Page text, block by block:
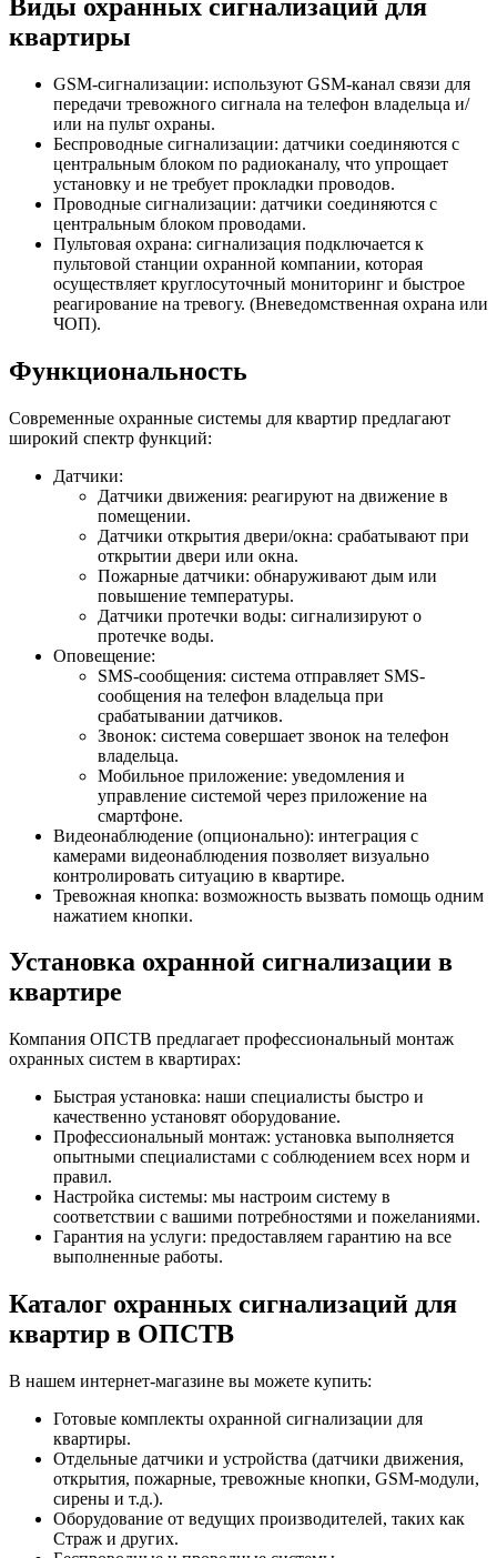
Виды охранных сигнализаций для
квартиры
GSM-сигнализации: используют GSM-канал связи для
передачи тревожного сигнала на телефон владельца и/
или на пульт охраны.
Беспроводные сигнализации: датчики соединяются с
центральным блоком по радиоканалу, что упрощает
установку и не требует прокладки проводов.
Проводные сигнализации: датчики соединяются с
центральным блоком проводами.
Пультовая охрана: сигнализация подключается к
пультовой станции охранной компании, которая
осуществляет круглосуточный мониторинг и быстрое
реагирование на тревогу. (Вневедомственная охрана или
ЧОП).
Функциональность
Современные охранные системы для квартир предлагают
широкий спектр функций:
Датчики:
Датчики движения: реагируют на движение в
помещении.
Датчики открытия двери/окна: срабатывают при
открытии двери или окна.
Пожарные датчики: обнаруживают дым или
повышение температуры.
Датчики протечки воды: сигнализируют о
протечке воды.
Оповещение:
SMS-сообщения: система отправляет SMS-
сообщения на телефон владельца при
срабатывании датчиков.
Звонок: система совершает звонок на телефон
владельца.
Мобильное приложение: уведомления и
управление системой через приложение на
смартфоне.
Видеонаблюдение (опционально): интеграция с
камерами видеонаблюдения позволяет визуально
контролировать ситуацию в квартире.
Тревожная кнопка: возможность вызвать помощь одним
нажатием кнопки.
Установка охранной сигнализации в
квартире
Компания ОПСТВ предлагает профессиональный монтаж
охранных систем в квартирах:
Быстрая установка: наши специалисты быстро и
качественно установят оборудование.
Профессиональный монтаж: установка выполняется
опытными специалистами с соблюдением всех норм и
правил.
Настройка системы: мы настроим систему в
соответствии с вашими потребностями и пожеланиями.
Гарантия на услуги: предоставляем гарантию на все
выполненные работы.
Каталог охранных сигнализаций для
квартир в ОПСТВ
В нашем интернет-магазине вы можете купить:
Готовые комплекты охранной сигнализации для
квартиры.
Отдельные датчики и устройства (датчики движения,
открытия, пожарные, тревожные кнопки, GSM-модули,
сирены и т.д.).
Оборудование от ведущих производителей, таких как
Страж и других.